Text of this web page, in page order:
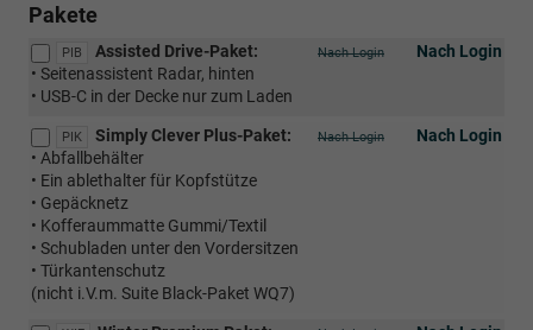
Pakete
PIB Nach Login
Nach Login
Assisted Drive-Paket:
• Seitenassistent Radar, hinten
• USB-C in der Decke nur zum Laden
PIK Nach Login
Nach Login
Simply Clever Plus-Paket:
• Abfallbehälter
• Ein ablethalter für Kopfstütze
• Gepäcknetz
• Kofferaummatte Gummi/Textil
• Schubladen unter den Vordersitzen
• Türkantenschutz
(nicht i.V.m. Suite Black-Paket WQ7)